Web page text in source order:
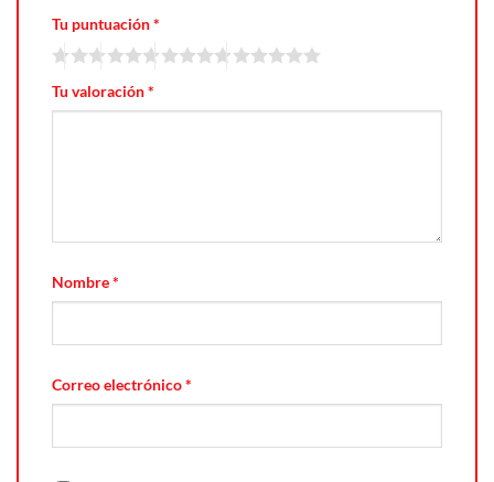
Tu puntuación*
Tu valoración*
Nombre*
Correo electrónico*